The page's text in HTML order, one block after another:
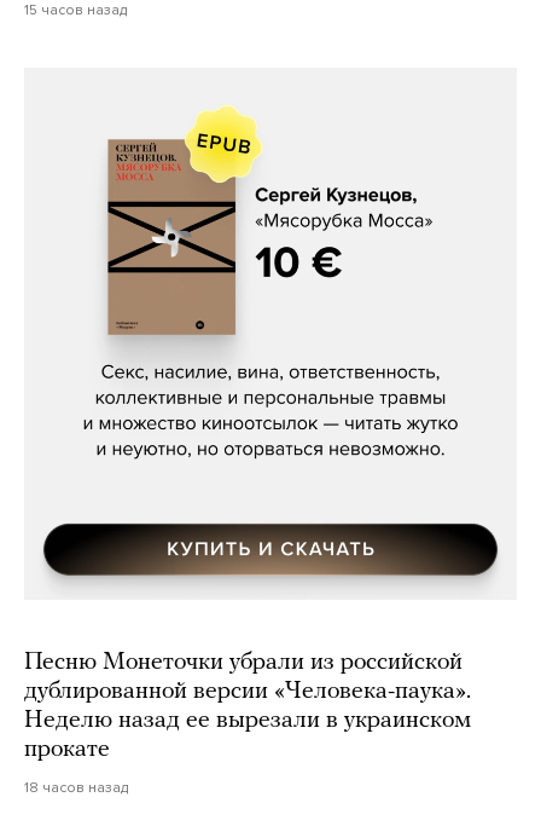
15 часов назад
Сергей Кузнецов, «Мясорубка
Песню Монеточки убрали из российской
дублированной версии «Человека-паука».
Неделю назад ее вырезали в украинском
прокате
18 часов назад